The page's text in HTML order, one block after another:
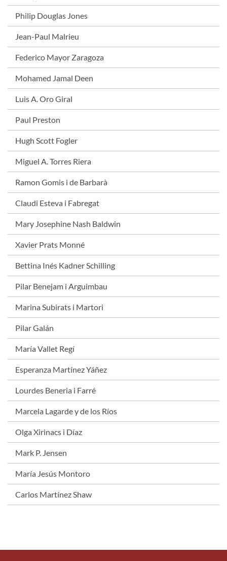
Philip Douglas Jones
Jean-Paul Malrieu
Federico Mayor Zaragoza
Mohamed Jamal Deen
Luis A. Oro Giral
Paul Preston
Hugh Scott Fogler
Miguel A. Torres Riera
Ramon Gomis i de Barbarà
Claudi Esteva i Fabregat
Mary Josephine Nash Baldwin
Xavier Prats Monné
Bettina Inés Kadner Schilling
Pilar Benejam i Arguimbau
Marina Subirats i Martori
Pilar Galán
María Vallet Regí
Esperanza Martínez Yáñez
Lourdes Beneria i Farré
Marcela Lagarde y de los Ríos
Olga Xirinacs i Díaz
Mark P. Jensen
María Jesús Montoro
Carlos Martínez Shaw